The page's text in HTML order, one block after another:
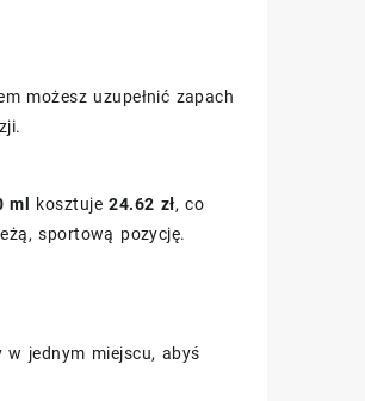
możesz uzupełnić zapach
ml kosztuje24.62 zł, co
sportową pozycję.
w jednym miejscu, abyś